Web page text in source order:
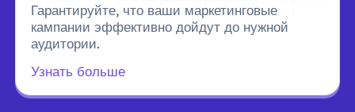
Гарантируйте, что ваши маркетинговые
кампании эффективно дойдут до нужной
аудитории.
Узнать больше